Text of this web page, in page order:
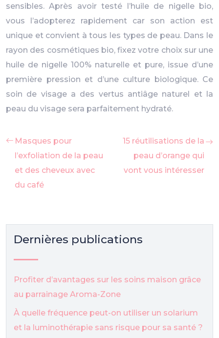
sensibles. Après avoir testé l’huile de nigelle bio,
vous l’adopterez rapidement car son action est
unique et convient à tous les types de peau. Dans le
rayon des cosmétiques bio, fixez votre choix sur une
huile de nigelle 100% naturelle et pure, issue d’une
première pression et d’une culture biologique. Ce
soin de visage a des vertus antiâge naturel et la
peau du visage sera parfaitement hydraté.
Masques pour
l’exfoliation de la peau
et des cheveux avec
du café
15 réutilisations de la
peau d’orange qui
vont vous intéresser
Dernières publications
Profiter d’avantages sur les soins maison grâce
au parrainage Aroma-Zone
À quelle fréquence peut-on utiliser un solarium
et la luminothérapie sans risque pour sa santé ?